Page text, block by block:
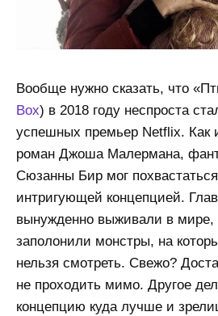
Вообще нужно сказать, что
Box) в 2018 году неспроста
успешных премьер Netflix. Как
роман Джоша Малермана,
Сюзанны Бир мог
интригующей концепцией.
вынужденно выживали в мире,
заполонили монстры, на
нельзя смотреть. Свежо?
не проходить мимо. Другое
концепцию куда лучше и